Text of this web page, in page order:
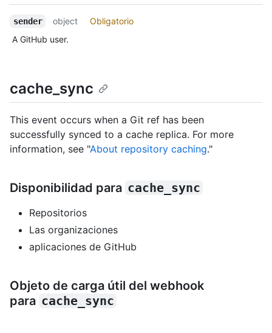
sender object
Obligatorio
A GitHub user.
cache_sync
This event occurs when a Git ref has been
successfully synced to a cache replica. For more
information, see "About repository caching."
Disponibilidad para cache_sync
Repositorios
Las organizaciones
aplicaciones de GitHub
Objeto de carga útil del webhook
para cache_sync